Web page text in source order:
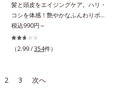
果汁、ノバラエキス配合＝うるおい
を与えハリと透明感に満ちた肌へ導
く保湿成分*11 メマツヨイグサ抽
出液、スイカズラエキス配合＝角層
のすみずみまで水分・油分を保ち、
プレックスSPが肌のハリを徹底サポ
ート。肌なじみのよいクリーム構造
で角層まで保湿成分が浸透し、うる
おいをギュッと閉じ込めます。洗顔
の後、これ1品だけでマルチにケ
す。*1 メラニンの生成を抑え、シ
髪と頭皮をエイジングケア。ハリ・
コシを体感！艶やかなふんわりボリ
ューム美髪へ。「抜け毛が目立つ」
「ボリュームがない」「ハリ・コシ
がない」という年齢による3大髪悩
ケア(*1)する、オルビスの頭皮ケア
税込990円～
（2.99 /354件）
2 3 次へ